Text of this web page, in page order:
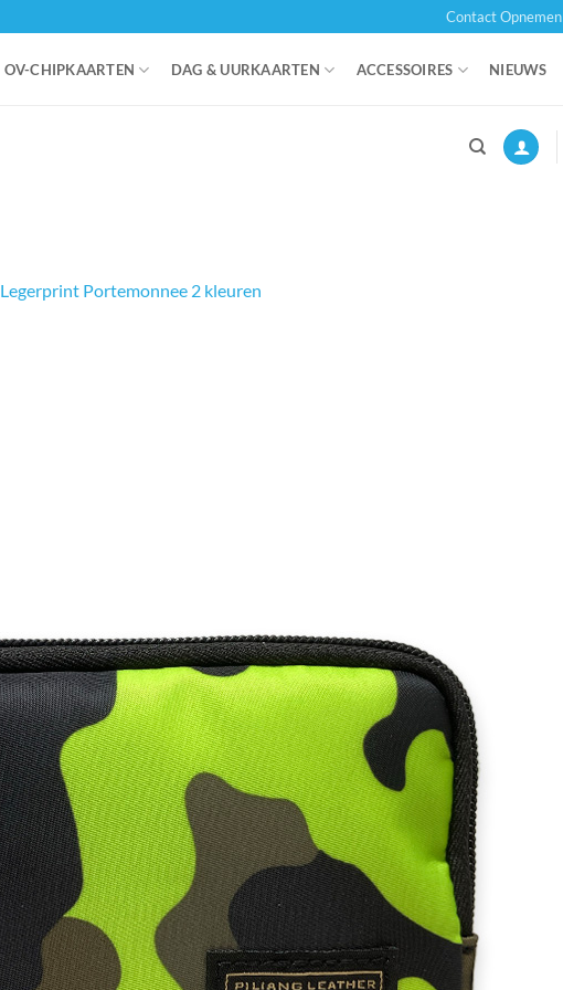
Contact Opnemen
OV-CHIPKAARTEN DAG & UURKAARTEN ACCESSOIRES NIEUWS
Legerprint Portemonnee 2 kleuren